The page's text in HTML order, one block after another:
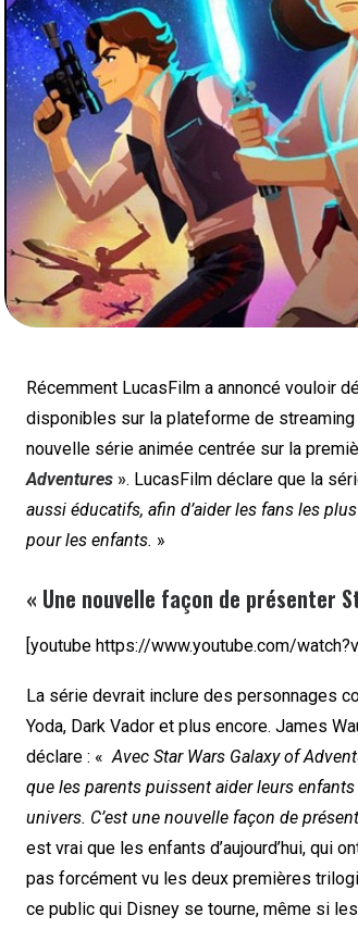
Récemment LucasFilm a annoncé vouloir
disponibles sur la plateforme de
nouvelle série animée centrée sur la
Adventures ». LucasFilm déclare que la
aussi éducatifs, afin d’aider les fans les
pour les enfants. »
« Une nouvelle façon de présenter
[youtube https://www.youtube.com/
La série devrait inclure des personnages
Yoda, Dark Vador et plus encore. James
déclare : «Avec Star Wars Galaxy of
que les parents puissent aider leurs
univers. C’est une nouvelle façon de
est vrai que les enfants d’aujourd’hui, qui
pas forcément vu les deux premières
ce public qui Disney se tourne, même si